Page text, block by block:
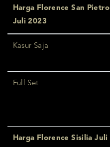
Harga Florence San Pietro
Juli 2023
Kasur Saja
Full Set
Harga Florence Sisilia Juli